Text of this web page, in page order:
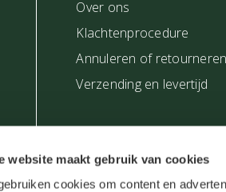
website maakt gebruik van cookies
cookies om content en
Over ons
Klachtenprocedure
Annuleren of retourneren
Verzending en levertijd